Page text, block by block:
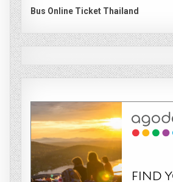
Bus Online Ticket Thailand